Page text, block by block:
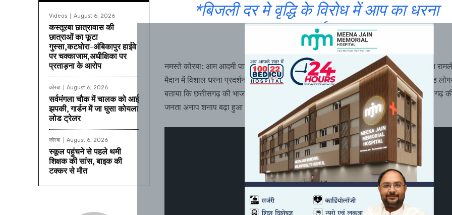
Videos August 6, 2026
कस्तूरबा छात्रावास की
छात्राओं का फूटा
गुस्सा,कटघोरा-अंबिकापुर हाईवे
पर चक्काजाम,अधीक्षिका पर
प्रताड़ना के आरोप
कोरबा August 6, 2026
सर्वमंगला चौक में चालक को आई
झपकी, गार्डन में जा घुसा कोयला
लोड ट्रेलर
कोरबा August 6, 2026
स्कूल पहुंचने से पहले थमी
शिक्षक की सांस, बाइक की
टक्कर से मौत
*बिजली दर मे वृद्धि के विरोध में आप का धरना
प्रदर्शन*
नमस्ते कोरबा: आम आदमी पार्टी द्वारा बिजली दर की वृद्धि के विरोध में जिला कोरबा के बालको स्थित
मैदान में विशाल धरना प्रदर्शन का आयोजन किया गया। आम आदमी पार्टी के जिलाध्यक्ष रिचर्ड डेविड
बताया कि छत्तीसगढ़ की भाजपा सरकार आम जनता की परेशानी को नज़र अंदाज कर रही है, छत्तीसगढ़
जनता अनाप शनाप बढ़ा हुआ बिजली के बिल से त्रस्त हो चुकी है।